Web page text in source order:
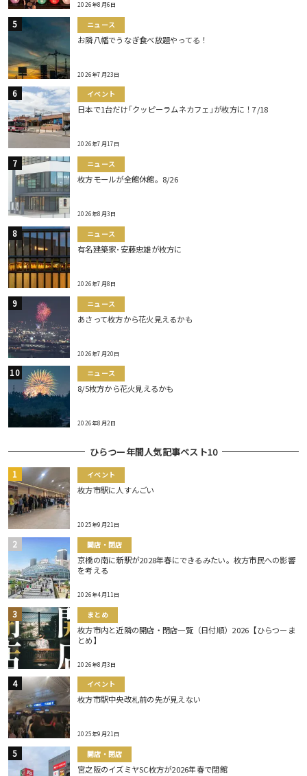
2026年8月6日
ニュース
お隣八幡でうなぎ食べ放題やってる！
2026年7月23日
イベント
日本で1台だけ｢クッピーラムネカフェ｣が枚方に！7/18
2026年7月17日
ニュース
枚方モールが全館休館。8/26
2026年8月3日
ニュース
有名建築家･安藤忠雄が枚方に
2026年7月8日
ニュース
あさって枚方から花火見えるかも
2026年7月20日
ニュース
8/5枚方から花火見えるかも
2026年8月2日
ひらつー年間人気記事ベスト10
イベント
枚方市駅に人すんごい
2025年9月21日
開店・閉店
京橋の南に新駅が2028年春にできるみたい。枚方市民への影響
を考える
2026年4月11日
まとめ
枚方市内と近隣の開店・閉店一覧（日付順）2026【ひらつーま
とめ】
2026年8月3日
イベント
枚方市駅中央改札前の先が見えない
2025年9月21日
開店・閉店
宮之阪のイズミヤSC枚方が2026年春で閉館